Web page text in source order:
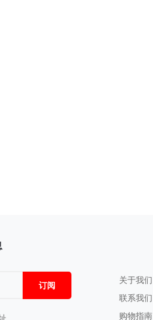
订阅
关于我们
联系我们
购物指南